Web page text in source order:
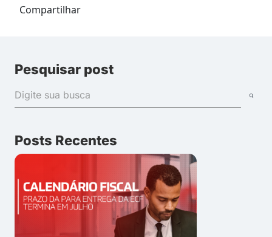
Compartilhar
Pesquisar post
Posts Recentes